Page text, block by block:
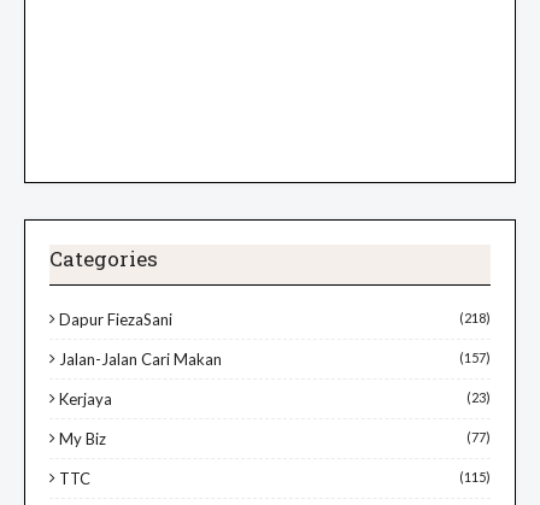
Categories
Dapur FiezaSani (218)
Jalan-Jalan Cari Makan (157)
Kerjaya (23)
My Biz (77)
TTC (115)